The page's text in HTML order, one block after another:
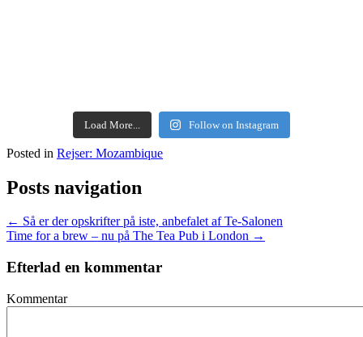
Load More... Follow on Instagram
Posted in Rejser: Mozambique
Posts navigation
← Så er der opskrifter på iste, anbefalet af Te-Salonen
Time for a brew – nu på The Tea Pub i London →
Efterlad en kommentar
Kommentar